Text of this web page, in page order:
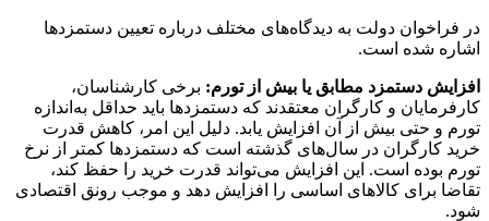
در فراخوان دولت به دیدگاه‌های مختلف درباره تعیین دستمزدها
اشاره شده است.
افزایش دستمزد مطابق یا بیش از تورم: برخی کارشناسان،
کارفرمایان و کارگران معتقدند که دستمزدها باید حداقل به‌اندازه
تورم و حتی بیش از آن افزایش یابد. دلیل این امر، کاهش قدرت
خرید کارگران در سال‌های گذشته است که دستمزدها کمتر از نرخ
تورم بوده است. این افزایش می‌تواند قدرت خرید را حفظ کند،
تقاضا برای کالاهای اساسی را افزایش دهد و موجب رونق اقتصادی
شود.